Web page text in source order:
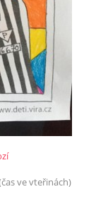
ve vteřinách)